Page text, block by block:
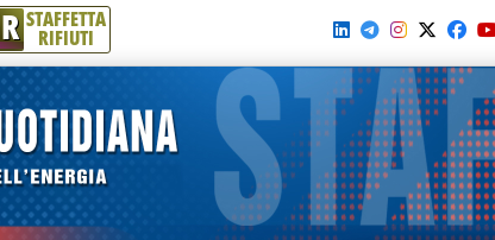
R STAFFETTA
RIFIUTI